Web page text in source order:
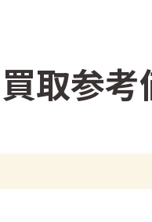
買取参考